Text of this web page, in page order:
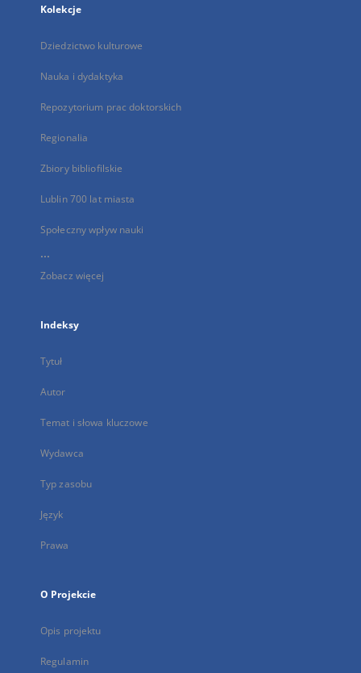
Kolekcje
Dziedzictwo kulturowe
Nauka i dydaktyka
Repozytorium prac doktorskich
Regionalia
Zbiory bibliofilskie
Lublin 700 lat miasta
Społeczny wpływ nauki
...
Zobacz więcej
Indeksy
Tytuł
Autor
Temat i słowa kluczowe
Wydawca
Typ zasobu
Język
Prawa
O Projekcie
Opis projektu
Regulamin